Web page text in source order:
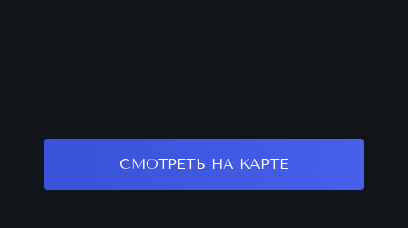
СМОТРЕТЬ НА КАРТЕ